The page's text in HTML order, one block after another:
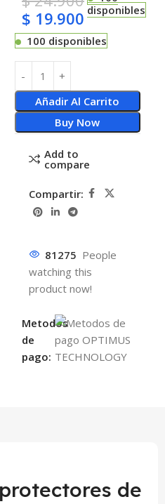
$ 19.900 disponibles
100 disponibles
Añadir Al Carrito
Buy Now
Add to
compare
Compartir:
81275 People
watching this
product now!
Metodos
de
pago:
de